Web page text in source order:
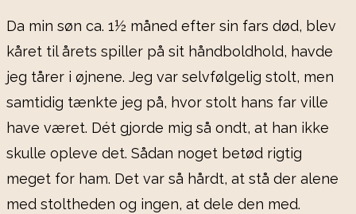
Da min søn ca. 1½ måned efter sin fars død, blev
kåret til årets spiller på sit håndboldhold, havde
jeg tårer i øjnene. Jeg var selvfølgelig stolt, men
samtidig tænkte jeg på, hvor stolt hans far ville
have været. Dét gjorde mig så ondt, at han ikke
skulle opleve det. Sådan noget betød rigtig
meget for ham. Det var så hårdt, at stå der alene
med stoltheden og ingen, at dele den med.